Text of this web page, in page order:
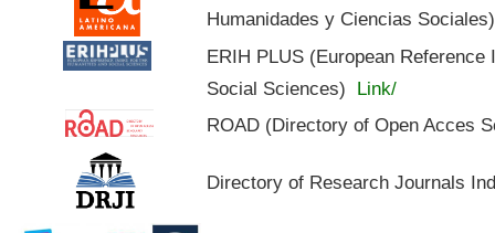
Humanidades y Ciencias Sociales)
ERIH PLUS (European
Social Sciences) Link/
ROAD (Directory of Open Acces
Directory of Research Journals